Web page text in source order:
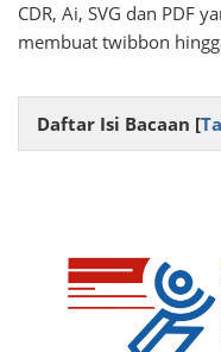
CDR, Ai, SVG dan PDF
membuat twibbon
Daftar Isi Bacaan [